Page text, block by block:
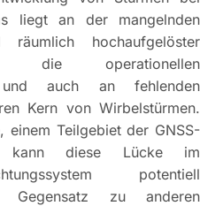
liegt an der mangelnden
hochaufgelöster
die operationellen
und auch an fehlenden
Kern von Wirbelstürmen.
einem Teilgebiet der GNSS-
kann diese Lücke im
potentiell
Gegensatz zu anderen